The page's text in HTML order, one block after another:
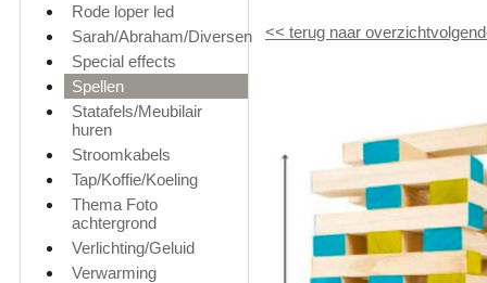
Rode loper led
Sarah/Abraham/Diversen
Special effects
Spellen
Statafels/Meubilair
huren
Stroomkabels
Tap/Koffie/Koeling
Thema Foto
achtergrond
Verlichting/Geluid
Verwarming
<< terug naar overzicht